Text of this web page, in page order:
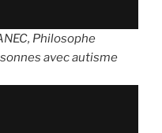
Philosophe
avec autisme